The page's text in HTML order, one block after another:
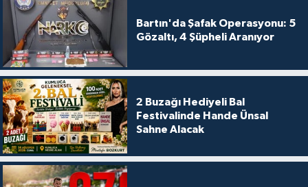
Bartın'da Şafak Operasyonu: 5
Gözaltı, 4 Şüpheli Aranıyor
2 Buzağı Hediyeli Bal
Festivalinde Hande Ünsal
Sahne Alacak